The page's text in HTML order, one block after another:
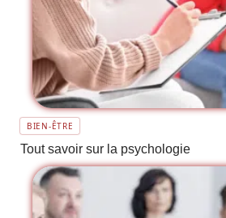
BIEN-ÊTRE
Tout savoir sur la psychologie